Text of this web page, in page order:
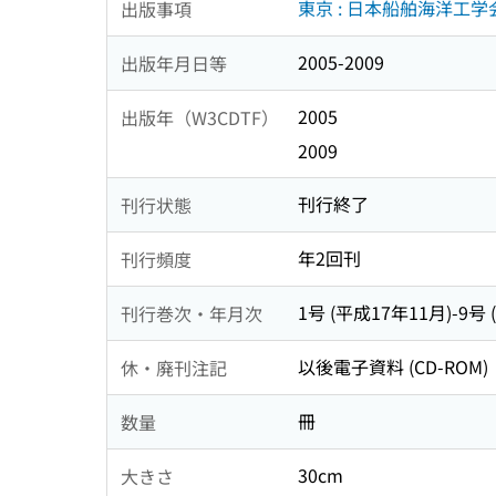
出版事項 東京 : 日本船舶海洋工学
出版年月日等 2005-2009
出版年（W3CDTF）
2005
2009
刊行状態 刊行終了
刊行頻度 年2回刊
刊行巻次・年月次 1号 (平成17年11月)-9号
休・廃刊注記 以後電子資料 (CD-ROM)
数量 冊
大きさ 30cm